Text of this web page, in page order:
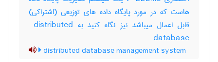
هاست که در مورد پایگاه داده های توزیعی (اشتراکی)
قابل اعمال میباشد نیز نگاه کنید به ‎ distributed
database
distributed database management system